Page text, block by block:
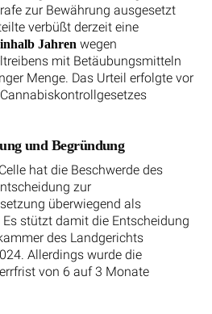
zur Bewährung ausgesetzt
verbüßt derzeit eine
Jahren wegen
mit Betäubungsmitteln
Menge. Das Urteil erfolgte vor
und Begründung
hat die Beschwerde des
zur
überwiegend als
stützt damit die Entscheidung
des Landgerichts
Allerdings wurde die
von 6 auf 3 Monate